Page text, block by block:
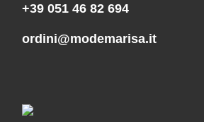
+39 051 46 82 694
ordini@modemarisa.it